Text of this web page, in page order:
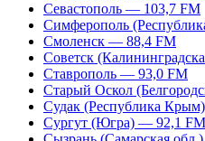
Севастополь — 103,7 FM
Симферополь
Смоленск — 88,4 FM
Советск
Ставрополь — 93,0 FM
Старый Оскол
Судак (Республика
Сургут (Югра) — 92,1 FM